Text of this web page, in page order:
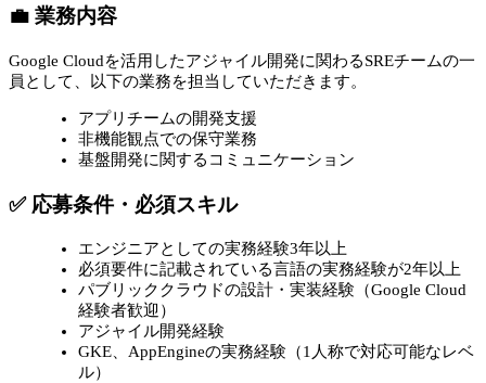
💼 業務内容
Google Cloudを活用したアジャイル開発に関わるSREチームの一
員として、以下の業務を担当していただきます。
アプリチームの開発支援
非機能観点での保守業務
基盤開発に関するコミュニケーション
✅ 応募条件・必須スキル
エンジニアとしての実務経験3年以上
必須要件に記載されている言語の実務経験が2年以上
パブリッククラウドの設計・実装経験（Google Cloud
経験者歓迎）
アジャイル開発経験
GKE、AppEngineの実務経験（1人称で対応可能なレベ
ル）